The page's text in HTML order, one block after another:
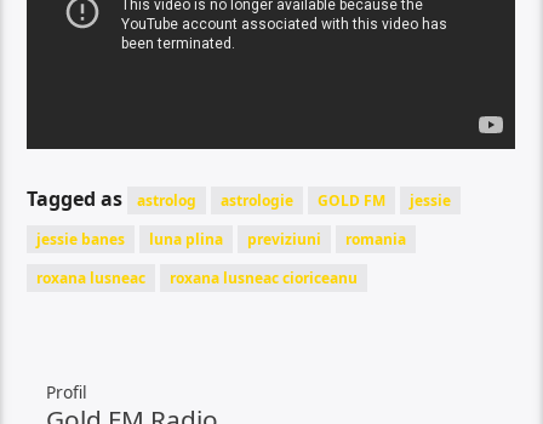
Tagged as astrolog astrologie GOLD FM
jessie
jessie banes
luna plina previziuni
romania
roxana lusneac
roxana lusneac cioriceanu
Profil